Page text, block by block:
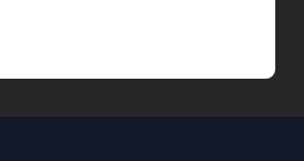
quem usar versões não